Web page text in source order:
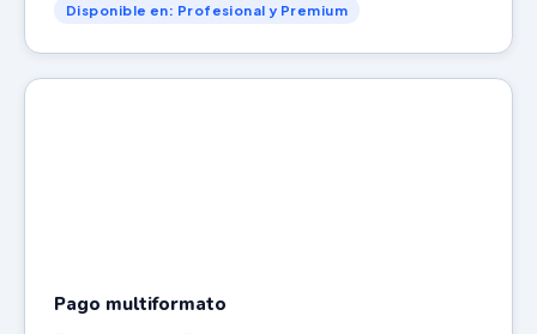
Disponible en: Profesional y Premium
Pago multiformato